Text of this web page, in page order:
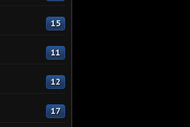
15
11
12
17